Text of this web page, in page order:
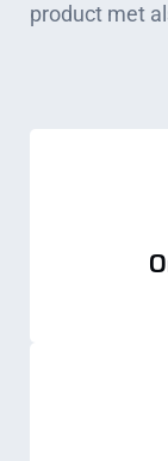
product met